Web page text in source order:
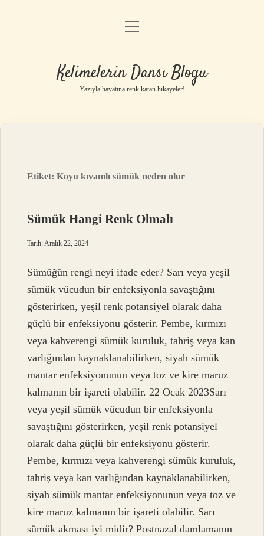
Anasayfa
Yasal Uyarı
menüyü
Kelimelerin Dansı Blogu
Yazıyla hayatına renk katan hikayeler!
Etiket:Koyu kıvamlı sümük neden olur
Sümük Hangi Renk Olmalı
Tarih: Aralık 22, 2024
Sümüğün rengi neyi ifade eder? Sarı veya yeşil
sümük vücudun bir enfeksiyonla savaştığını
gösterirken, yeşil renk potansiyel olarak daha
güçlü bir enfeksiyonu gösterir. Pembe, kırmızı
veya kahverengi sümük kuruluk, tahriş veya kan
varlığından kaynaklanabilirken, siyah sümük
mantar enfeksiyonunun veya toz ve kire maruz
kalmanın bir işareti olabilir. 22 Ocak 2023Sarı
veya yeşil sümük vücudun bir enfeksiyonla
savaştığını gösterirken, yeşil renk potansiyel
olarak daha güçlü bir enfeksiyonu gösterir.
Pembe, kırmızı veya kahverengi sümük kuruluk,
tahriş veya kan varlığından kaynaklanabilirken,
siyah sümük mantar enfeksiyonunun veya toz ve
kire maruz kalmanın bir işareti olabilir. Sarı
sümük akması iyi midir? Postnazal damlamanın